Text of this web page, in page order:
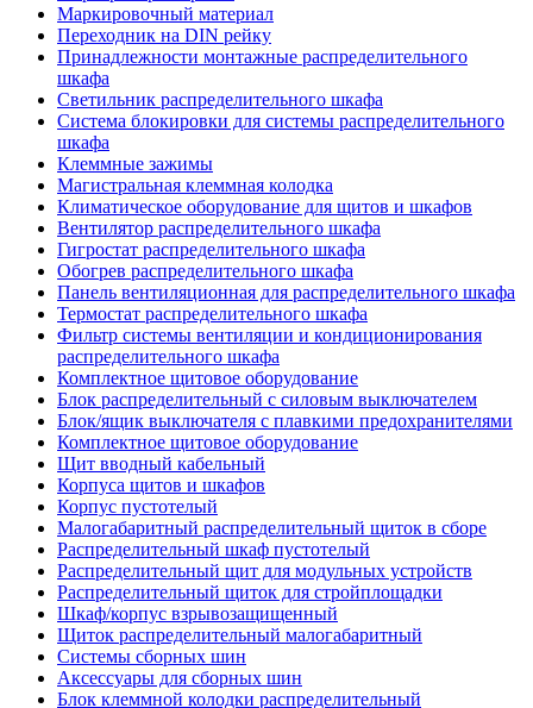
Маркировочный материал
Переходник на DIN рейку
Принадлежности монтажные распределительного
шкафа
Светильник распределительного шкафа
Система блокировки для системы распределительного
шкафа
Клеммные зажимы
Магистральная клеммная колодка
Климатическое оборудование для щитов и шкафов
Вентилятор распределительного шкафа
Гигростат распределительного шкафа
Обогрев распределительного шкафа
Панель вентиляционная для распределительного шкафа
Термостат распределительного шкафа
Фильтр системы вентиляции и кондиционирования
распределительного шкафа
Комплектное щитовое оборудование
Блок распределительный с силовым выключателем
Блок/ящик выключателя с плавкими предохранителями
Комплектное щитовое оборудование
Щит вводный кабельный
Корпуса щитов и шкафов
Корпус пустотелый
Малогабаритный распределительный щиток в сборе
Распределительный шкаф пустотелый
Распределительный щит для модульных устройств
Распределительный щиток для стройплощадки
Шкаф/корпус взрывозащищенный
Щиток распределительный малогабаритный
Системы сборных шин
Аксессуары для сборных шин
Блок клеммной колодки распределительный